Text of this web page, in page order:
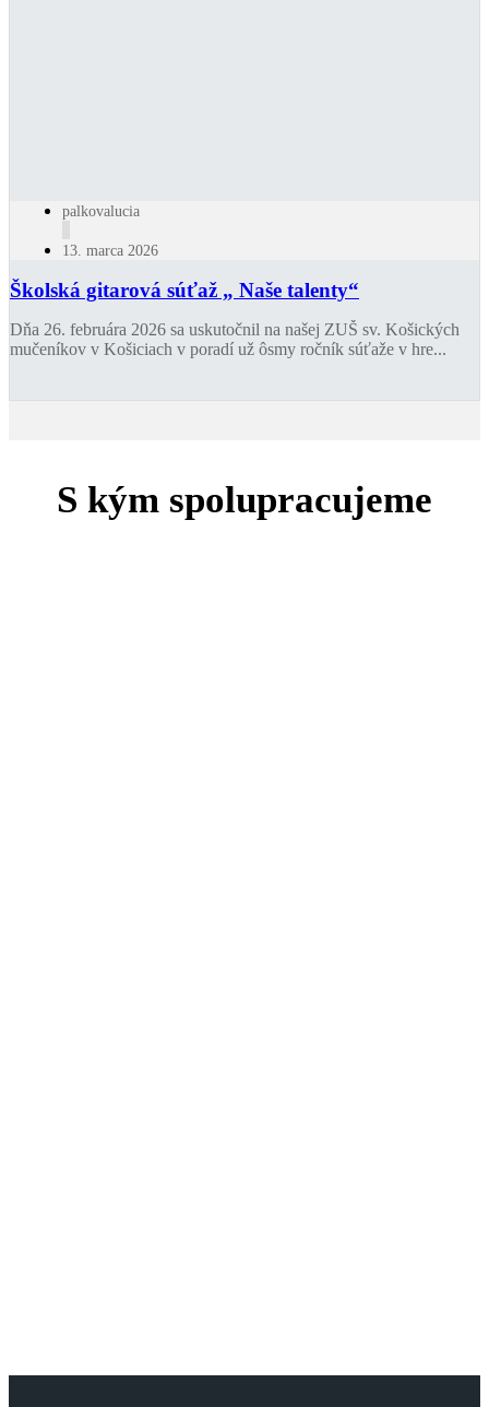
palkovalucia
13. marca 2026
Školská gitarová súťaž „ Naše talenty“
Dňa 26. februára 2026 sa uskutočnil na našej ZUŠ sv. Košických
mučeníkov v Košiciach v poradí už ôsmy ročník súťaže v hre...
S kým spolupracujeme